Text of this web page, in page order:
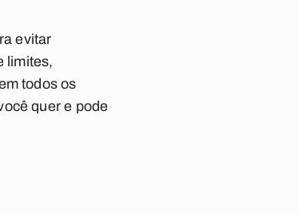
evitar
limites,
todos os
quer e pode